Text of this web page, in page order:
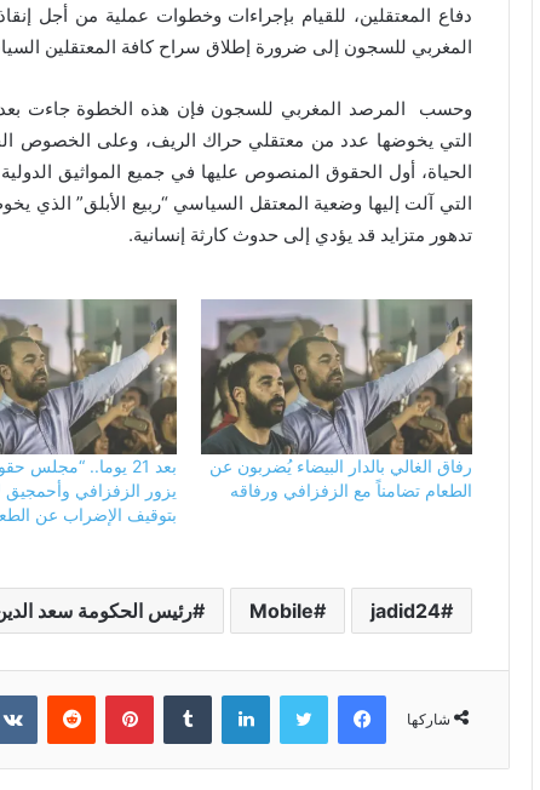
دفاع المعتقلين، للقيام بإجراءات وخطوات عملية من أجل
المغربي للسجون إلى ضرورة إطلاق سراح كافة المعتقلين
وحسب المرصد المغربي للسجون فإن هذه الخطوة جاءت بعدما
التي يخوضها عدد من معتقلي حراك الريف، وعلى الخصوص
التي آلت إليها وضعية المعتقل السياسي “ربيع الأبلق” الذي
تدهور متزايد قد يؤدي إلى حدوث كارثة إنسانية.
رفاق الغالي بالدار البيضاء يُضربون عن
الطعام تضامناً مع الزفزافي ورفاقه
بعد 21 يوما.. “مجلس
يزور الزفزافي وأحمجيق
بتوقيف الإضراب عن
jadid24
Mobile رئيس الحكومة سعد
شاركها
فيسبوك تويتر لينكدإن بينتيريست